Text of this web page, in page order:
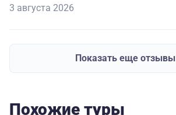
3 августа 2026
Показать еще отзывы
Похожие туры